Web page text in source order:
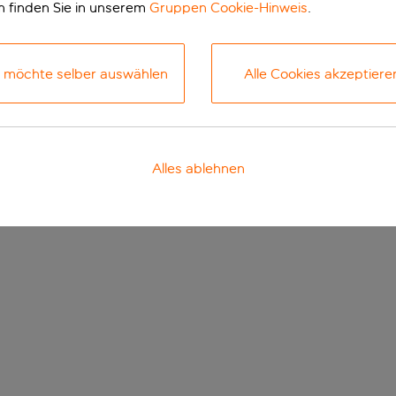
finden Sie in unserem Gruppen Cookie-Hinweis.
möchte selber auswählen Alle Cookies
Alles ablehnen